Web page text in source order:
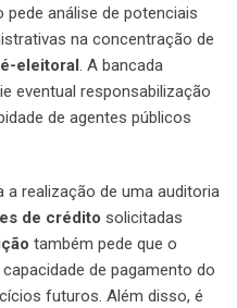
pede análise de potenciais
na concentração de
eleitoral . A bancada
eventual responsabilização
de agentes públicos
a realização de uma auditoria
de crédito solicitadas
também pede que o
de pagamento do
futuros. Além disso, é